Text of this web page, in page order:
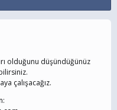
olduğunu düşündüğünüz
çalışacağız.